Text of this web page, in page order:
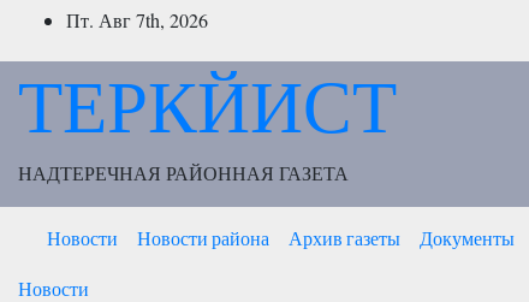
ПерейтиПт. Авг 7th, 2026
ТЕРКЙИСТ
НАДТЕРЕЧНАЯ РАЙОННАЯ ГАЗЕТА
Новости Новости района Архив газеты Документы
Новости